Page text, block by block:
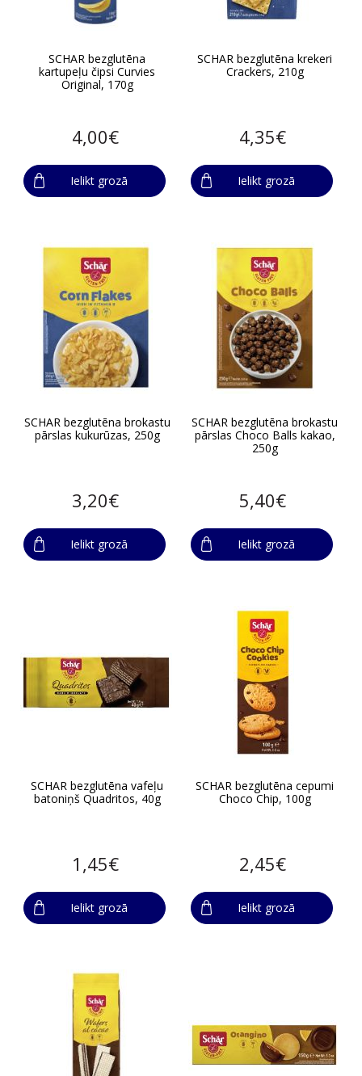
SCHAR bezglutēna
kartupeļu čipsi Curvies
Original, 170g
4,00€
Ielikt grozā
SCHAR bezglutēna krekeri
Crackers, 210g
4,35€
Ielikt grozā
SCHAR bezglutēna brokastu
pārslas kukurūzas, 250g
3,20€
Ielikt grozā
SCHAR bezglutēna brokastu
pārslas Choco Balls kakao,
250g
5,40€
Ielikt grozā
SCHAR bezglutēna vafeļu
batoniņš Quadritos, 40g
1,45€
Ielikt grozā
SCHAR bezglutēna cepumi
Choco Chip, 100g
2,45€
Ielikt grozā